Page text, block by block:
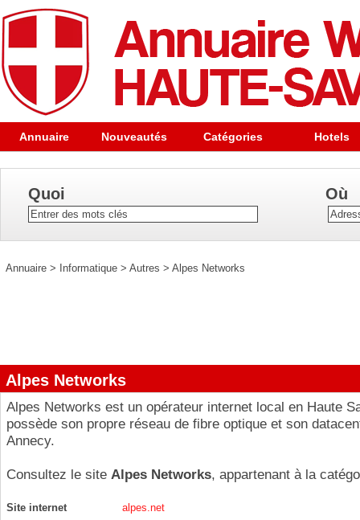
Annuaire Nouveautés Catégories Hotels
Quoi Où
Annuaire > Informatique > Autres > Alpes Networks
Alpes Networks
Alpes Networks est un opérateur internet local en Haute
possède son propre réseau de fibre optique et son
Annecy.
Consultez le site Alpes Networks, appartenant à la
Site internet
alpes.net